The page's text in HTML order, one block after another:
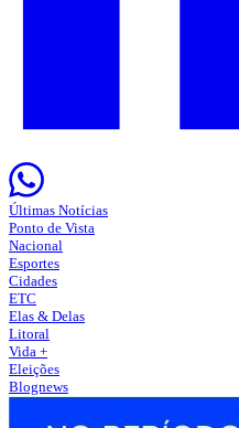
Últimas Notícias
Ponto de Vista
Nacional
Esportes
Cidades
ETC
Elas & Delas
Litoral
Vida +
Eleições
Blognews